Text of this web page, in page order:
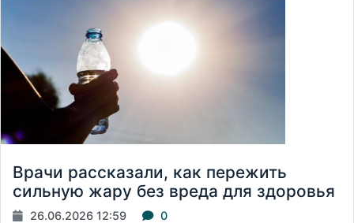
Врачи рассказали, как пережить
сильную жару без вреда для здоровья
26.06.2026 12:59 0